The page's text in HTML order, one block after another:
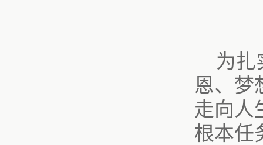
为扎
恩、梦
走向人
根本任